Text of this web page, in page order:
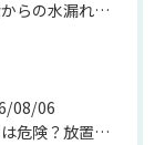
上の階からの水漏れでカビ｜対処法と業者
08/06
白カビは危険？放置のリスクと取り方